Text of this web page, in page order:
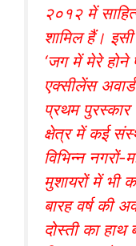
२०१२ में
शामिल हैं।
‘जग में मेरे होने
एक्सीलेंस
प्रथम
क्षेत्र में कई
विभिन्न
मुशायरों में भी
बारह वर्ष की
दोस्ती का